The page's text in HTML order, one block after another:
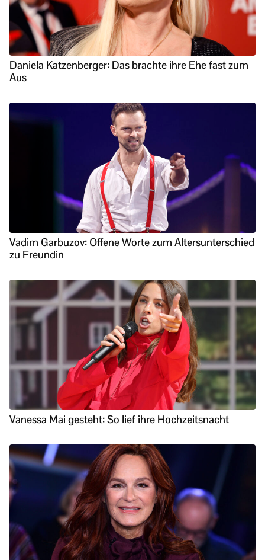
Daniela Katzenberger: Das brachte ihre Ehe fast zum
Aus
Vadim Garbuzov: Offene Worte zum Altersunterschied
zu Freundin
Vanessa Mai gesteht: So lief ihre Hochzeitsnacht